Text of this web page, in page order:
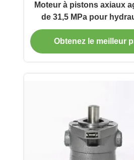
Moteur à pistons axiaux
de 31,5 MPa pour
agricole
Obtenez le meilleur